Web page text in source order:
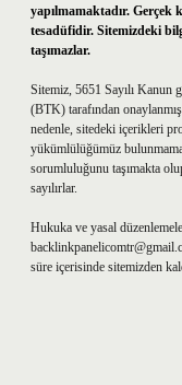
yapılmamaktadır.
tesadüfidir. Sitemizdeki
taşımazlar.
Sitemiz, 5651 Sayılı
(BTK) tarafından
nedenle, sitedeki içerikleri
yükümlülüğümüz
sorumluluğunu taşımakta
sayılırlar.
Hukuka ve yasal
süre içerisinde sitemizden